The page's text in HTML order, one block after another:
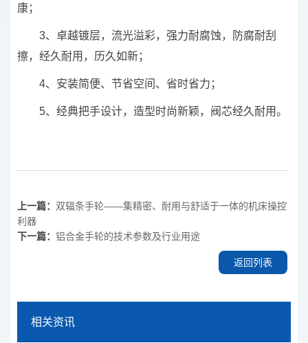
康；
3、卓越镀层，流光溢彩，强力耐腐蚀，防腐耐刮
擦，经久耐用，历久如新；
4、安装简便、节省空间、省时省力；
5、经典把手设计，造型时尚新颖，阀芯经久耐用。
上一篇： 双辐条手轮——集精密、耐用与舒适于一体的机床操控
利器
下一篇： 铝合金手轮的技术参数及行业用途
返回列表
相关资讯